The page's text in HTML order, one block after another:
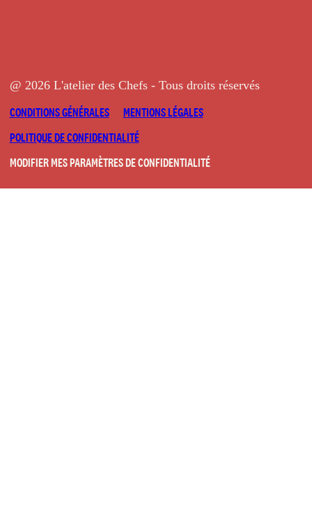
@ 2026 L'atelier des Chefs - Tous droits réservés
CONDITIONS GÉNÉRALES
MENTIONS LÉGALES
POLITIQUE DE CONFIDENTIALITÉ
MODIFIER MES PARAMÈTRES DE CONFIDENTIALITÉ